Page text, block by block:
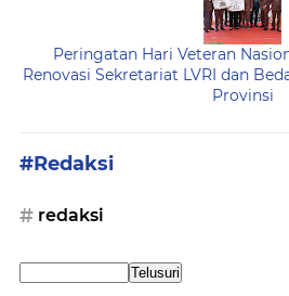
Peringatan Hari Veteran
Renovasi Sekretariat LVRI dan
Provinsi
#Redaksi
redaksi